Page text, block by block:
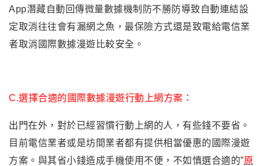
App潛藏自動回傳微量數據機制防不勝防導致自動連結設
定取消往往會有漏網之魚，最保險方式還是致電給電信業
者取消國際數據漫遊比較安全。
C.選擇合適的國際數據漫遊行動上網方案：
出門在外，對於已經習慣行動上網的人，有些錢不要省。
目前電信業者或是坊間業者都有提供相當優惠的國際漫遊
方案。與其省小錢造成手機使用不便，不如慎選合適的”原